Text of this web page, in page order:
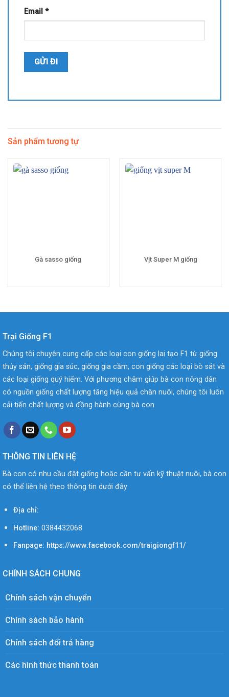
Email *
Sản phẩm tương tự
Gà sasso giống Vịt Super M giống
Trại Giống F1
Chúng tôi chuyên cung cấp các loại con giống lai tạo F1 từ giống
thủy sản, giống gia súc, giống gia cầm, con giống các loại bò sát và
các loại giống quý hiếm. Với phương châm giúp bà con nông dân
có nguồn giống chất lượng tăng hiệu quả chăn nuôi, chúng tôi luôn
cải tiến chất lượng và đồng hành cùng bà con
THÔNG TIN LIÊN HỆ
Bà con có nhu cầu đặt giống hoặc cần tư vấn kỹ thuật nuôi, bà con
có thể liên hệ theo thông tin dưới đây
Địa chỉ:
Hotline: 0384432068
Fanpage: https://www.facebook.com/traigiongf11/
CHÍNH SÁCH CHUNG
Chính sách vận chuyển
Chính sách bảo hành
Chính sách đổi trả hàng
Các hình thức thanh toán